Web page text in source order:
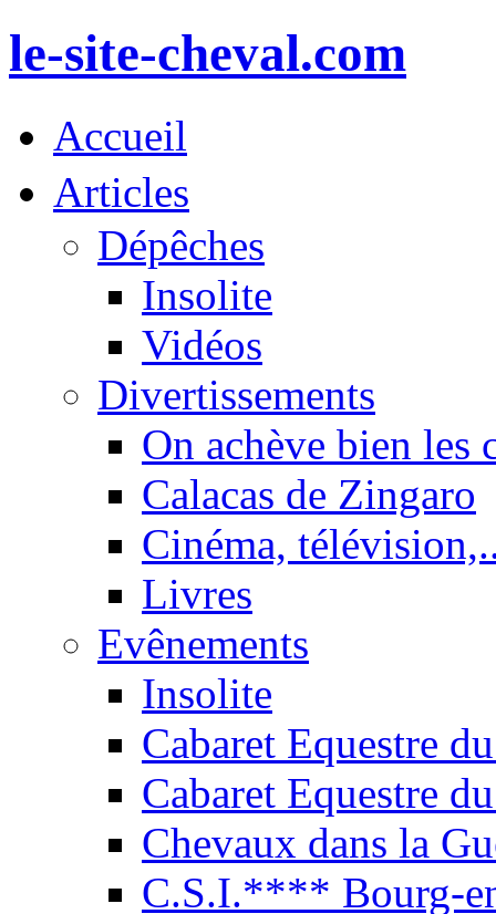
le-site-cheval.com
Accueil
Articles
Dépêches
Insolite
Vidéos
Divertissements
On achève bien les
Calacas de Zingaro
Cinéma,
Livres
Evênements
Insolite
Cabaret Equestre
Cabaret Equestre
Chevaux dans la
C.S.I.**** Bourg-